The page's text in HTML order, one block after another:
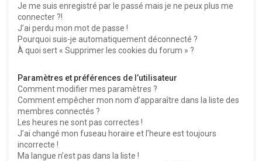
Je me suis enregistré par le passé mais je ne peux plus me
connecter ?!
J’ai perdu mon mot de passe !
Pourquoi suis-je automatiquement déconnecté ?
À quoi sert « Supprimer les cookies du forum » ?
Paramètres et préférences de l’utilisateur
Comment modifier mes paramètres ?
Comment empêcher mon nom d’apparaître dans la liste des
membres connectés ?
Les heures ne sont pas correctes !
J’ai changé mon fuseau horaire et l’heure est toujours
incorrecte !
Ma langue n’est pas dans la liste !